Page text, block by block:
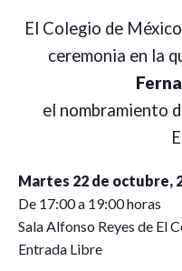
El Colegio de
ceremonia en la
el nombramiento
Martes 22 de octubre,
De 17:00 a 19:00 horas
Sala Alfonso Reyes de El
Entrada Libre